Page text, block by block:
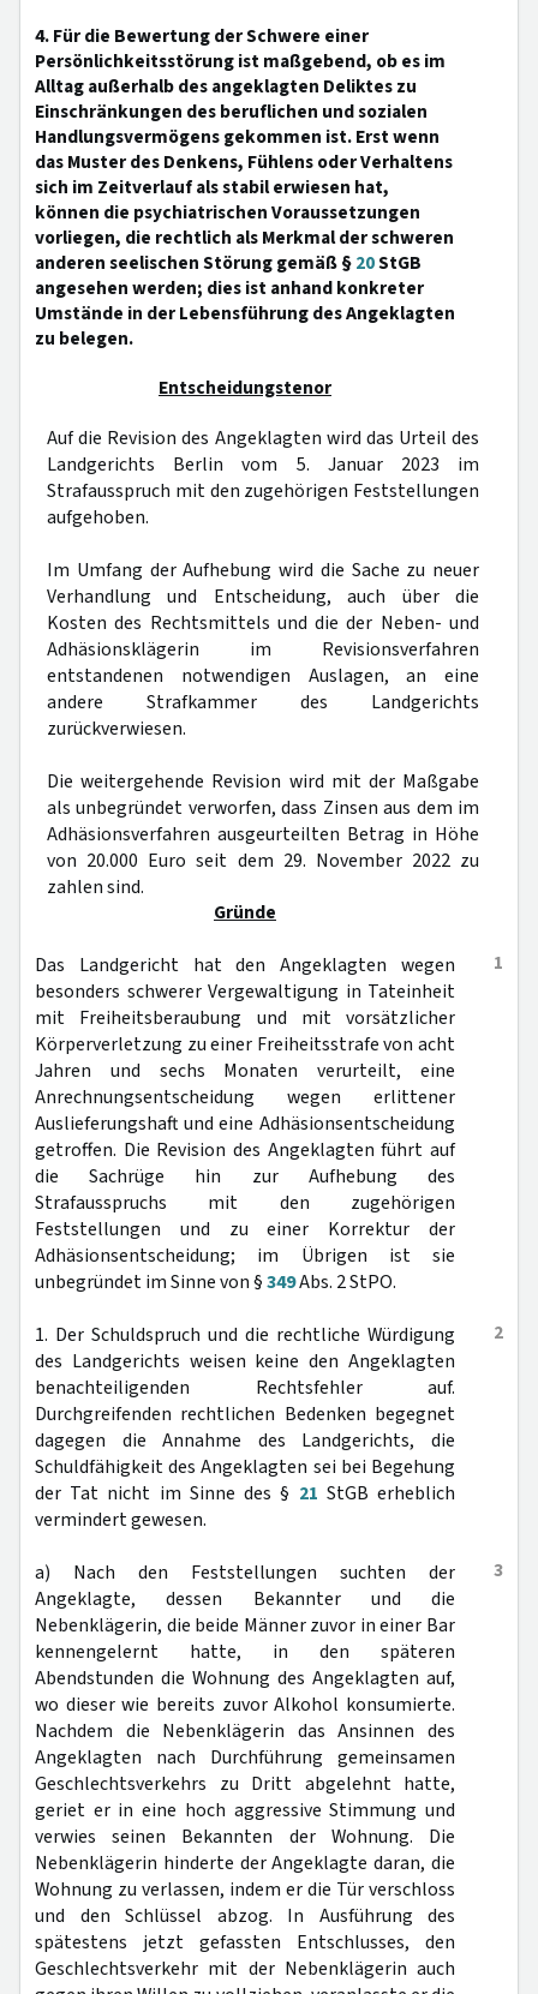
4. Für die Bewertung der Schwere einer
Persönlichkeitsstörung ist maßgebend, ob es im
Alltag außerhalb des angeklagten Deliktes zu
Einschränkungen des beruflichen und sozialen
Handlungsvermögens gekommen ist. Erst wenn
das Muster des Denkens, Fühlens oder Verhaltens
sich im Zeitverlauf als stabil erwiesen hat,
können die psychiatrischen Voraussetzungen
vorliegen, die rechtlich als Merkmal der schweren
anderen seelischen Störung gemäß §20StGB
angesehen werden; dies ist anhand konkreter
Umstände in der Lebensführung des Angeklagten
zu belegen.
Entscheidungstenor
Auf die Revision des Angeklagten wird das Urteil des
Landgerichts Berlin vom 5. Januar 2023 im
Strafausspruch mit den zugehörigen Feststellungen
aufgehoben.
Im Umfang der Aufhebung wird die Sache zu neuer
Verhandlung und Entscheidung, auch über die
Kosten des Rechtsmittels und die der Neben- und
Adhäsionsklägerin im Revisionsverfahren
entstandenen notwendigen Auslagen, an eine
andere Strafkammer des Landgerichts
zurückverwiesen.
Die weitergehende Revision wird mit der Maßgabe
als unbegründet verworfen, dass Zinsen aus dem im
Adhäsionsverfahren ausgeurteilten Betrag in Höhe
von 20.000 Euro seit dem 29. November 2022 zu
zahlen sind.
Gründe
1
Das Landgericht hat den Angeklagten wegen
besonders schwerer Vergewaltigung in Tateinheit
mit Freiheitsberaubung und mit vorsätzlicher
Körperverletzung zu einer Freiheitsstrafe von acht
Jahren und sechs Monaten verurteilt, eine
Anrechnungsentscheidung wegen erlittener
Auslieferungshaft und eine Adhäsionsentscheidung
getroffen. Die Revision des Angeklagten führt auf
die Sachrüge hin zur Aufhebung des
Strafausspruchs mit den zugehörigen
Feststellungen und zu einer Korrektur der
Adhäsionsentscheidung; im Übrigen ist sie
unbegründet im Sinne von §349Abs. 2 StPO.
2
1. Der Schuldspruch und die rechtliche Würdigung
des Landgerichts weisen keine den Angeklagten
benachteiligenden Rechtsfehler auf.
Durchgreifenden rechtlichen Bedenken begegnet
dagegen die Annahme des Landgerichts, die
Schuldfähigkeit des Angeklagten sei bei Begehung
der Tat nicht im Sinne des § 21 StGB erheblich
vermindert gewesen.
3
a) Nach den Feststellungen suchten der
Angeklagte, dessen Bekannter und die
Nebenklägerin, die beide Männer zuvor in einer Bar
kennengelernt hatte, in den späteren
Abendstunden die Wohnung des Angeklagten auf,
wo dieser wie bereits zuvor Alkohol konsumierte.
Nachdem die Nebenklägerin das Ansinnen des
Angeklagten nach Durchführung gemeinsamen
Geschlechtsverkehrs zu Dritt abgelehnt hatte,
geriet er in eine hoch aggressive Stimmung und
verwies seinen Bekannten der Wohnung. Die
Nebenklägerin hinderte der Angeklagte daran, die
Wohnung zu verlassen, indem er die Tür verschloss
und den Schlüssel abzog. In Ausführung des
spätestens jetzt gefassten Entschlusses, den
Geschlechtsverkehr mit der Nebenklägerin auch